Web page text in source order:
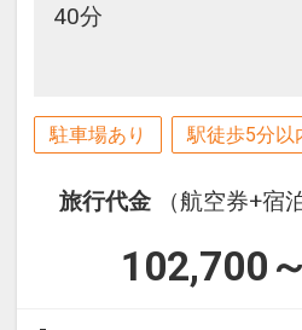
40分
駐車場あり 駅徒歩5分以
旅行代金
（航空券+宿
102,700